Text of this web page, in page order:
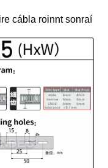
cábla roinnt sonraí